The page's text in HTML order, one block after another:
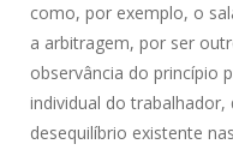
como, por exemplo, o
a arbitragem, por ser
observância do princípio
individual do
desequilíbrio existente